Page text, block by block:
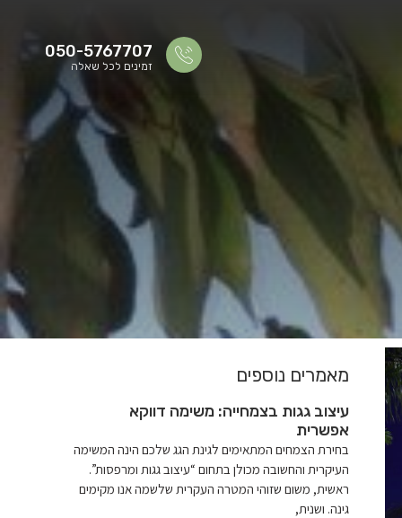
050-5767707
זמינים לכל שאלה
מאמרים נוספים
עיצוב גגות בצמחייה: משימה דווקא
אפשרית
בחירת הצמחים המתאימים לגינת הגג שלכם הינה המשימה
העיקרית והחשובה מכולן בתחום “עיצוב גגות ומרפסות”.
ראשית, משום שזוהי המטרה העקרית שלשמה אנו מקימים
גינה. ושנית,